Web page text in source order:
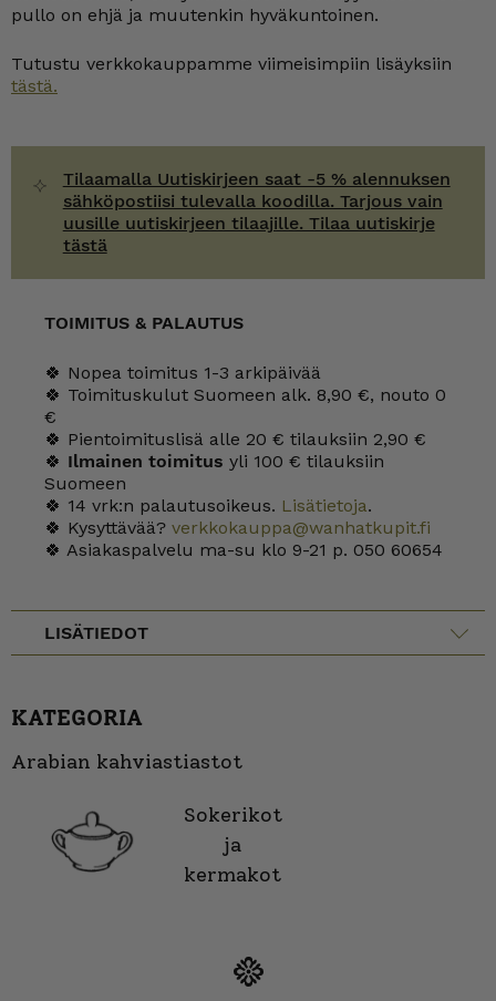
pullo on ehjä ja muutenkin hyväkuntoinen.
Tutustu verkkokauppamme viimeisimpiin lisäyksiin
tästä.
Tilaamalla Uutiskirjeen saat -5 % alennuksen
sähköpostiisi tulevalla koodilla. Tarjous vain
uusille uutiskirjeen tilaajille. Tilaa uutiskirje
tästä
TOIMITUS & PALAUTUS
🍀 Nopea toimitus 1-3 arkipäivää
🍀 Toimituskulut Suomeen alk. 8,90 €, nouto 0
€
🍀 Pientoimituslisä alle 20 € tilauksiin 2,90 €
🍀 Ilmainen toimitus yli 100 € tilauksiin
Suomeen
🍀 14 vrk:n palautusoikeus. Lisätietoja.
🍀 Kysyttävää? verkkokauppa@wanhatkupit.fi
🍀 Asiakaspalvelu ma-su klo 9-21 p. 050 60654
LISÄTIEDOT
KATEGORIA
Arabian kahviastiastot
Sokerikot
ja
kermakot